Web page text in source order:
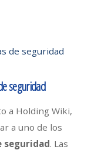
seguridad
a Holding Wiki,
a uno de los
seguridad. Las